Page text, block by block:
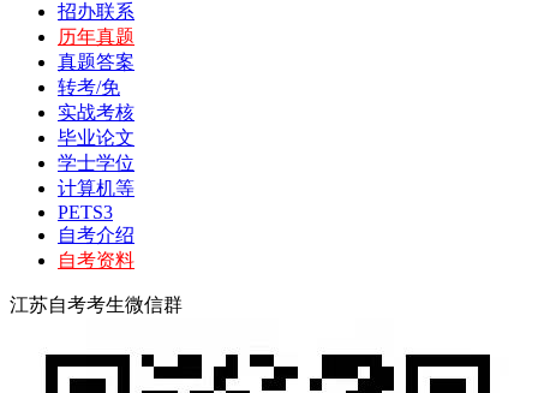
招办联系
历年真题
真题答案
转考/免
实战考核
毕业论文
学士学位
计算机等
PETS3
自考介绍
自考资料
江苏自考考生微信群